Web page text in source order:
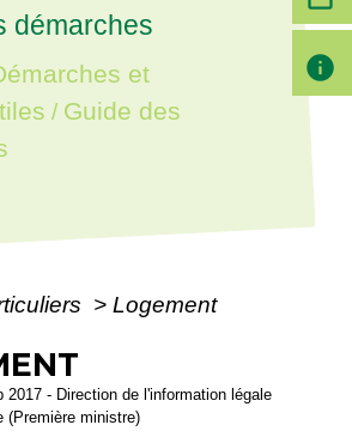
démarches
et
/ Guide des
> Logement
2017 - Direction de l'information légale
(Première ministre)
info